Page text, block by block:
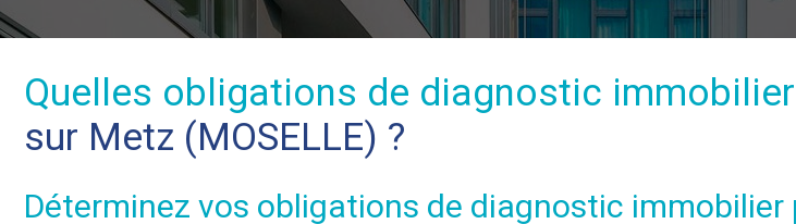
Quelles obligations de diagnostic immobilier
sur Metz (MOSELLE) ?
Déterminez vos obligations de diagnostic immobilier